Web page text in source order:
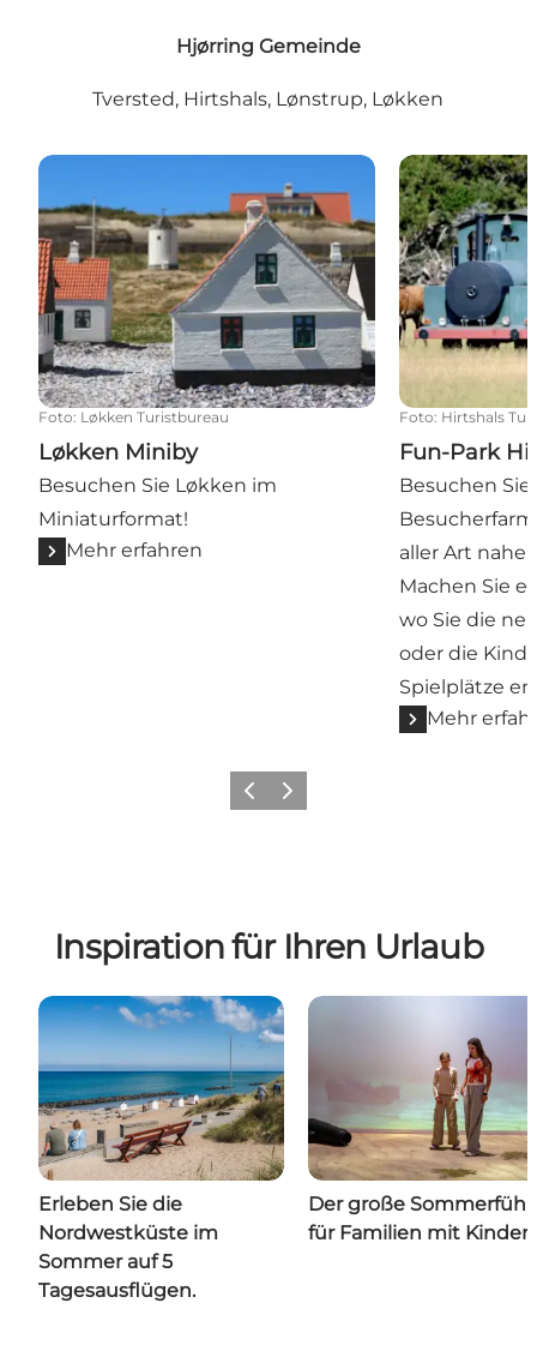
Hjørring Gemeinde
Tversted, Hirtshals, Lønstrup, Løkken
Løkken Miniby
Foto: Løkken Turistbureau
Løkken Miniby
Besuchen Sie Løkken im
Miniaturformat!
Mehr erfahren
Fun-Park
Foto: Hirtshals
Fun-Park
Besuchen
aller Art
Machen Sie
wo Sie die
oder die
Spielplätze
Mehr
ZurückWeiter
Inspiration für Ihren Urlaub
Erleben Sie die
Nordwestküste im
Sommer auf 5
Tagesausflügen.
Der große
für Familien mit